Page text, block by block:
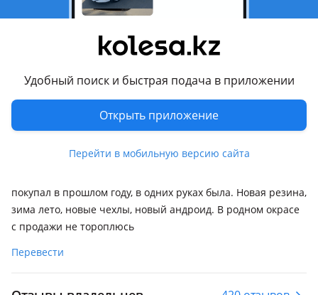
Удобный поиск и быстрая подача в приложении
Открыть приложение
Перейти в мобильную версию сайта
Пробег
Автомат
Руль
Слева
Растаможен в Казахстане
Комментарий продавца
покупал в прошлом году, в одних руках была. Новая резина,
зима лето, новые чехлы, новый андроид. В родном окрасе
с продажи не тороплюсь
Перевести